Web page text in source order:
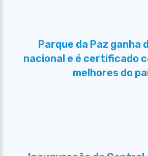
Parque da Paz ganha
nacional e é certificado
melhores do